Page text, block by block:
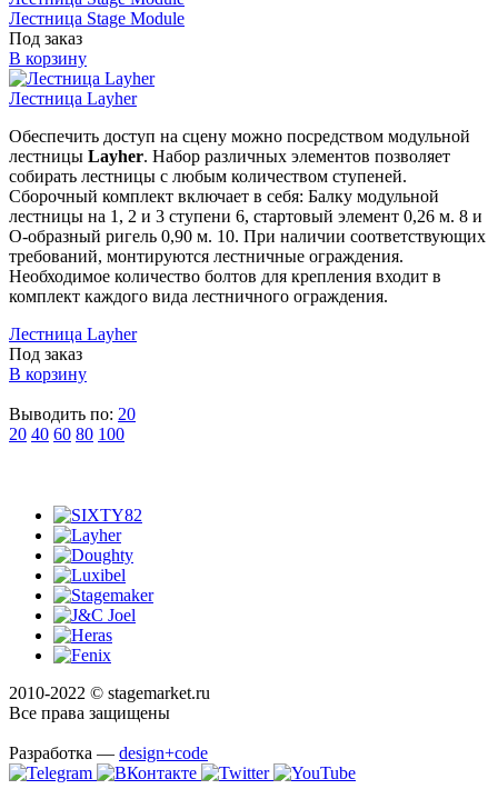
Лестница Stage Module
Под заказ
В корзину
Лестница Layher
Обеспечить доступ на сцену можно посредством модульной
лестницы Layher. Набор различных элементов позволяет
собирать лестницы с любым количеством ступеней.
Сборочный комплект включает в себя: Балку модульной
лестницы на 1, 2 и 3 ступени 6, стартовый элемент 0,26 м. 8 и
О-образный ригель 0,90 м. 10. При наличии соответствующих
требований, монтируются лестничные ограждения.
Необходимое количество болтов для крепления входит в
комплект каждого вида лестничного ограждения.
Лестница Layher
Под заказ
В корзину
Выводить по: 20
20 40 60 80 100
2010-2022 © stagemarket.ru
Все права защищены
Разработка — design+code